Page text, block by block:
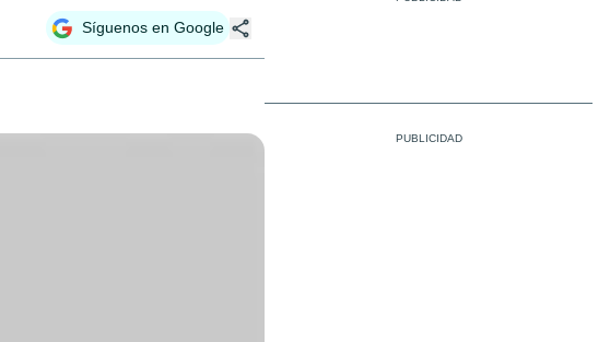
Síguenos en Google